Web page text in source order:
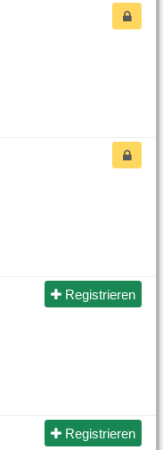
Registrieren
Registrieren